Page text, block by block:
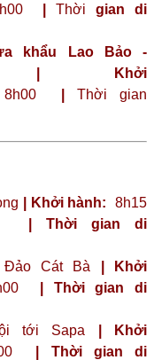
Thời gian di
khẩu Lao Bảo -
| Khởi
8h00 |Thời gian
| Khởi hành: 8h15
| Thời gian di
Cát Bà
| Khởi
| Thời gian di
tới Sapa
| Khởi
| Thời gian di